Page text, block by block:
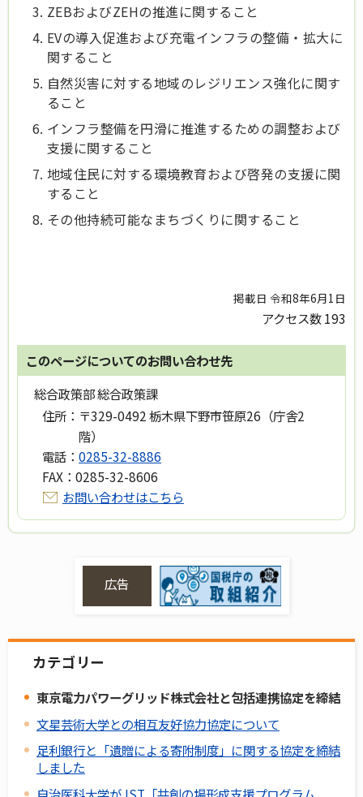
ZEBおよびZEHの推進に関すること
EVの導入促進および充電インフラの整備・拡大に
関すること
自然災害に対する地域のレジリエンス強化に関す
ること
インフラ整備を円滑に推進するための調整および
支援に関すること
地域住民に対する環境教育および啓発の支援に関
すること
その他持続可能なまちづくりに関すること
掲載日 令和8年6月1日
アクセス数193
このページについてのお問い合わせ先
総合政策部 総合政策課
住所： 〒329-0492 栃木県下野市笹原26（庁舎2
階）
電話： 0285-32-8886
FAX： 0285-32-8606
お問い合わせはこちら
広告
カテゴリー
東京電力パワーグリッド株式会社と包括連携協定を締結
文星芸術大学との相互友好協力協定について
足利銀行と「遺贈による寄附制度」に関する協定を締結
しました